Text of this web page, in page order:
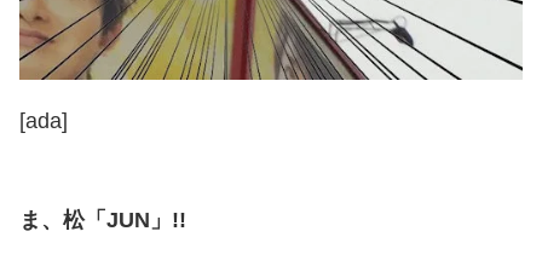
[ada]
ま、松「JUN」!!